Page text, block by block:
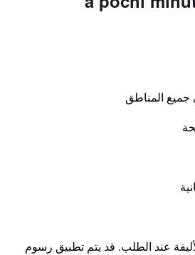
المناطق
عند الطلب. قد يتم تطبيق رسوم